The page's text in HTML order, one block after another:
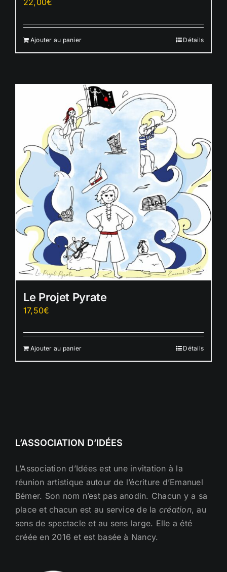
Ajouter au panier Détails
Le Projet Pyrate
17,50€
Ajouter au panier Détails
L’ASSOCIATION D’IDÉES
L’Association d’Idées est une invitation à la
réunion artistique autour de l’écriture d’Emanuel
Bémer. Son nom n’est pas anodin. Chacun y a sa
place et chacun est au service de la création, au
sens de spectacle et au sens large. Elle a été
créée en 2016 et est basée à Nancy.